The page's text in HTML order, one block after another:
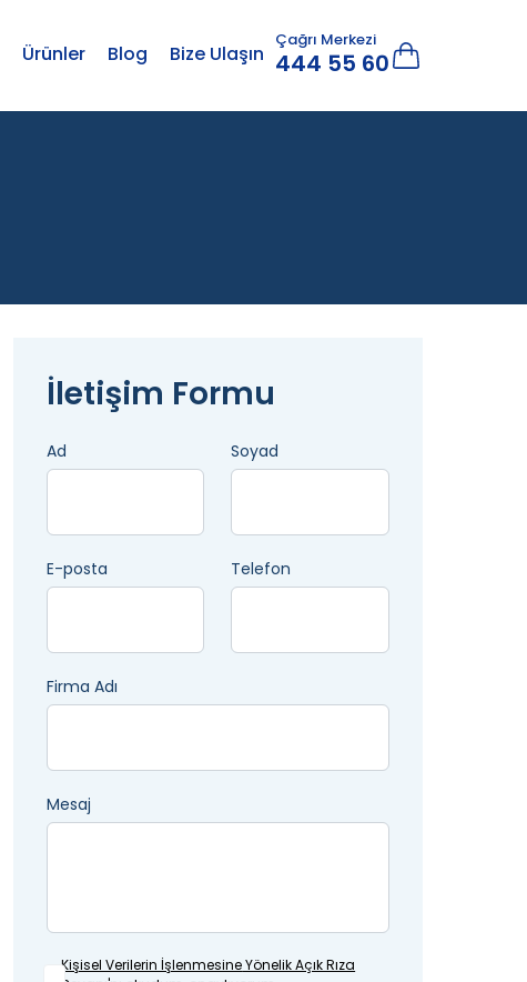
Ürünler Blog Bize Ulaşın
Çağrı Merkezi
444 55 60
İletişim Formu
Ad Soyad
E-posta Telefon
Firma Adı
Mesaj
Kişisel Verilerin İşlenmesineYönelik Açık Rıza